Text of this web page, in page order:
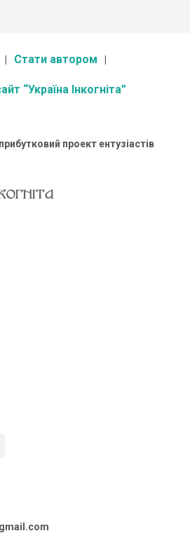
Стати автором
“Україна Інкогніта”
проект ентузіастів